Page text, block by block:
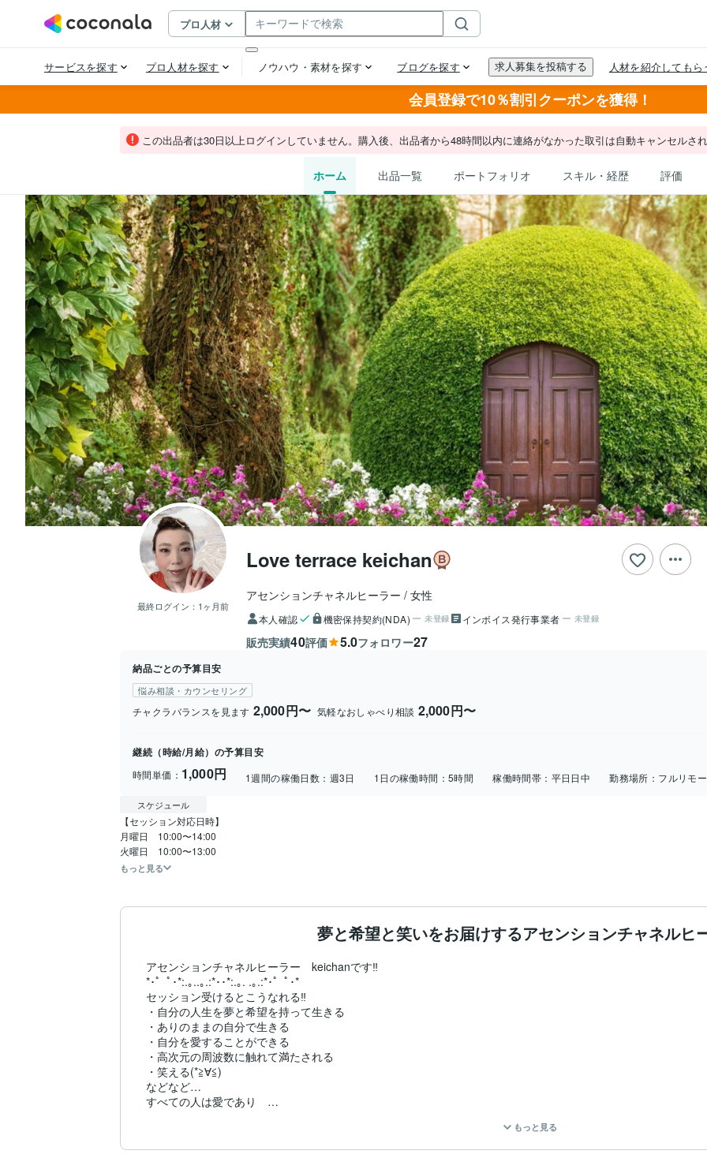
会員登録で10％割引クーポンを獲得！
この出品者は30日以上ログインしていません。購入後、出品者から48時間以内に連絡がなかった取引は自動キャンセルされ
ホーム 出品一覧 ポートフォリオ スキル・経歴 評価
最終ログイン： 1ヶ月前
Love terrace keichan
アセンションチャネルヒーラー 女性
本人確認 機密保持契約(NDA) 未登録 インボイス発行事業者 未登録
販売実績40評価 5.0フォロワー27
納品ごとの予算目安
悩み相談・カウンセリング
チャクラバランスを見ます 2,000円〜 気軽なおしゃべり相談 2,000円〜
継続（時給/月給）の予算目安
時間単価： 1,000円 1週間の稼働日数： 週3日 1日の稼働時間： 5時間 稼働時間帯： 平日日中 勤務場所： フルリモ
スケジュール
【セッション対応日時】
月曜日　10:00〜14:00
火曜日　10:00〜13:00
もっと見る
夢と希望と笑いをお届けするアセンションチャネルヒ
アセンションチャネルヒーラー　keichanです‼︎
*･゜ﾟ･*:.｡..｡.:*･･*:.｡. .｡.:*･゜ﾟ･*
セッション受けるとこうなれる‼︎
・自分の人生を夢と希望を持って生きる
・ありのままの自分で生きる
・自分を愛することができる
・高次元の周波数に触れて満たされる
・笑える(*≧∀≦)
などなど…
すべての人は愛であり
お導きかもしれません
もっと見る